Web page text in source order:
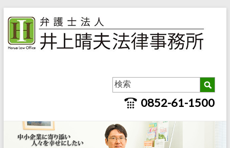
0852-61-1500